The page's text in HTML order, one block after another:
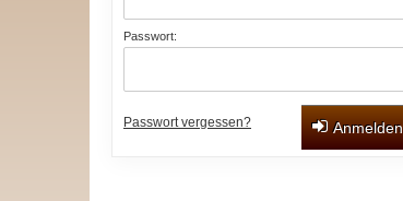
Passwort:
Passwort vergessen? Anmelden